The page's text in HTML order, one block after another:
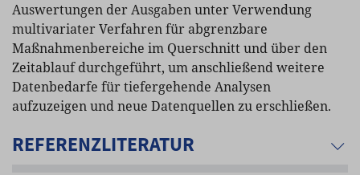
Auswertungen der Ausgabenunter Verwendung
multivariater Verfahrenfür abgrenzbare
Maßnahmenbereiche im Querschnitt und über den
Zeitablaufdurchgeführt, um anschließend weitere
Datenbedarfe für tiefergehende Analysen
aufzuzeigen und neue Datenquellen zu erschließen.
REFERENZLITERATUR